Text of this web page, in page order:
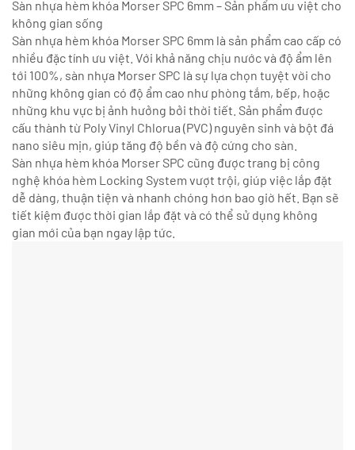
Sàn nhựa hèm khóa Morser SPC 6mm – Sản phẩm ưu việt cho
không gian sống
Sàn nhựa hèm khóa Morser SPC 6mm là sản phẩm cao cấp có
nhiều đặc tính ưu việt. Với khả năng chịu nước và độ ẩm lên
tới 100%, sàn nhựa Morser SPC là sự lựa chọn tuyệt vời cho
những không gian có độ ẩm cao như phòng tắm, bếp, hoặc
những khu vực bị ảnh hưởng bởi thời tiết. Sản phẩm được
cấu thành từ Poly Vinyl Chlorua (PVC) nguyên sinh và bột đá
nano siêu mịn, giúp tăng độ bền và độ cứng cho sàn.
Sàn nhựa hèm khóa Morser SPC cũng được trang bị công
nghệ khóa hèm Locking System vượt trội, giúp việc lắp đặt
dễ dàng, thuận tiện và nhanh chóng hơn bao giờ hết. Bạn sẽ
tiết kiệm được thời gian lắp đặt và có thể sử dụng không
gian mới của bạn ngay lập tức.